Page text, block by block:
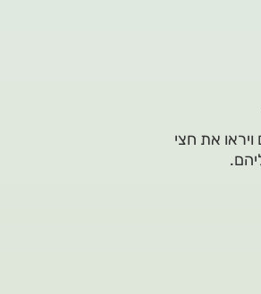
את חצי